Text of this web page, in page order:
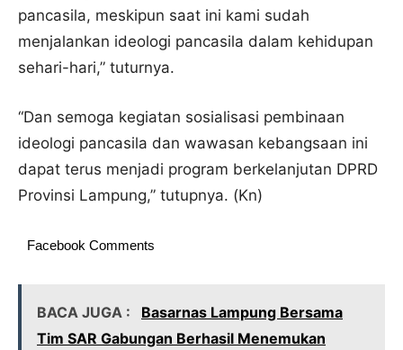
pancasila, meskipun saat ini kami sudah
menjalankan ideologi pancasila dalam kehidupan
sehari-hari,” tuturnya.
“Dan semoga kegiatan sosialisasi pembinaan
ideologi pancasila dan wawasan kebangsaan ini
dapat terus menjadi program berkelanjutan DPRD
Provinsi Lampung,” tutupnya. (Kn)
Facebook Comments
BACA JUGA :
Basarnas Lampung Bersama
Tim SAR Gabungan Berhasil Menemukan